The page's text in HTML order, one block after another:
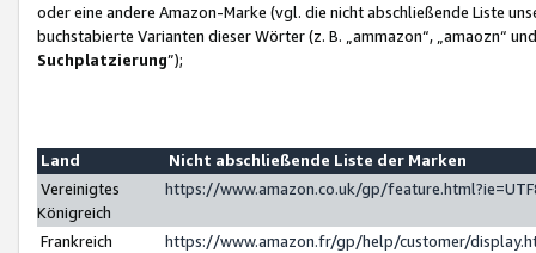
oder eine andere Amazon-Marke (vgl. die nicht abschließende Liste
buchstabierte Varianten dieser Wörter (z. B. „ammazon“, „amaozn“
Suchplatzierung”);
Land
Nicht abschließende Liste der Marken
Vereinigtes
Königreich
https://www.amazon.co.uk/gp/
Frankreich
https://www.amazon.fr/gp/help/customer/